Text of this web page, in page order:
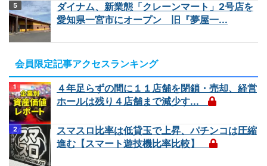
ダイナム、新業態「クレーンマート」2号店を
愛知県一宮市にオープン 旧『夢屋一...
会員限定記事アクセスランキング
４年足らずの間に１１店舗を閉鎖・売却、経営
ホールは残り４店舗まで減少す...
スマスロ比率は低貸玉で上昇、パチンコは圧縮
進む【スマート遊技機比率比較】